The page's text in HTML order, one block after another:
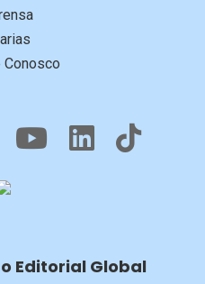
Conosco
Editorial Global